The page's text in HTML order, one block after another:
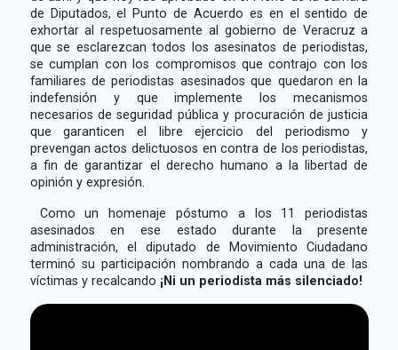
de Diputados, el Punto de Acuerdo es en el sentido de
exhortar al respetuosamente al gobierno de Veracruz a
que se esclarezcan todos los asesinatos de periodistas,
se cumplan con los compromisos que contrajo con los
familiares de periodistas asesinados que quedaron en la
indefensión y que implemente los mecanismos
necesarios de seguridad pública y procuración de justicia
que garanticen el libre ejercicio del periodismo y
prevengan actos delictuosos en contra de los periodistas,
a fin de garantizar el derecho humano a la libertad de
opinión y expresión.
Como un homenaje póstumo a los 11 periodistas
asesinados en ese estado durante la presente
administración, el diputado de Movimiento Ciudadano
terminó su participación nombrando a cada una de las
víctimas y recalcando ¡Ni un periodista más silenciado!